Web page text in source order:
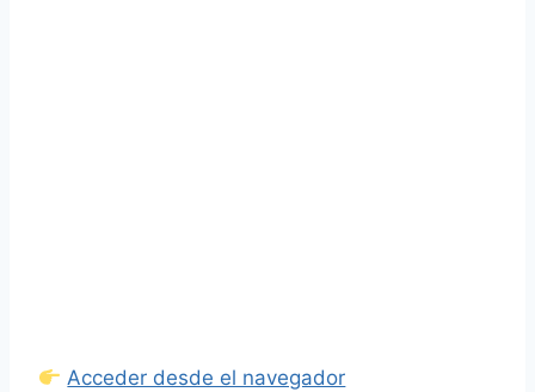
Acceder desde el navegador